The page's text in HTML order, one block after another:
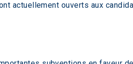
actuellement ouverts aux